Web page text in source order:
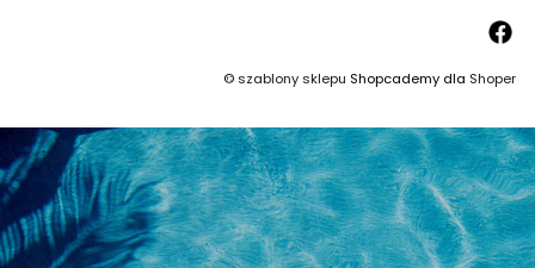
©szablony sklepu Shopcademy dla Shoper